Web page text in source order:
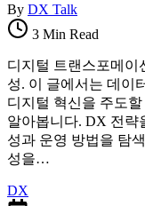
By DX Talk
3 Min Read
디지털 트랜스포메이
성. 이 글에서는 데이
디지털 혁신을 주도
알아봅니다. DX 전략
성과 운영 방법을 탐
성을…
DX